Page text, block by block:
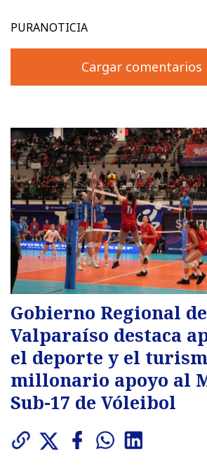
PURANOTICIA
Cargar comentarios
Gobierno Regional de
Valparaíso destaca
el deporte y el
millonario apoyo al
Sub-17 de Vóleibol